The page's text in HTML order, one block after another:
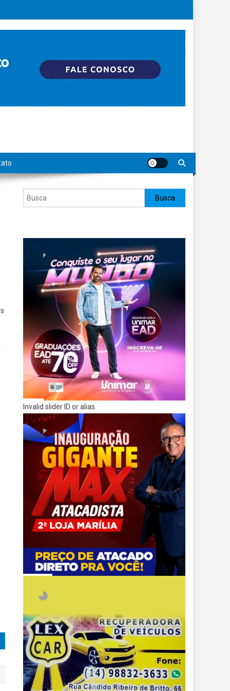
Pesquisar Busca
Invalid slider ID or alias.